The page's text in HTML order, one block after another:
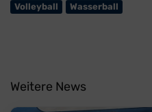
Volleyball
Wasserball
Weitere News